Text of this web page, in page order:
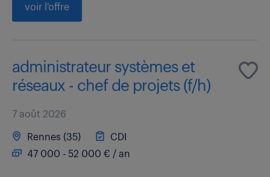
voir l'offre
administrateur systèmes et
réseaux - chef de projets (f/h)
7 août 2026
Rennes (35)
CDI
47 000 - 52 000 € / an